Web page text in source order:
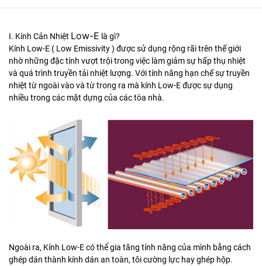
I. Kính Cản Nhiệt Low-E là gì?
Kính Low-E ( Low Emissivity ) được sử dụng rộng rãi trên thế giới
nhờ những đặc tính vượt trội trong việc làm giảm sự hấp thụ nhiệt
và quá trình truyền tải nhiệt lượng. Với tính năng hạn chế sự truyền
nhiệt từ ngoài vào và từ trong ra mà kính Low-E được sự dụng
nhiều trong các mặt dựng của các tòa nhà.
Ngoài ra, Kính Low-Ecó thể gia tăng tính năng của mình bằng cách
ghép dán thành kính dán an toàn, tôi cường lực hay ghép hộp.